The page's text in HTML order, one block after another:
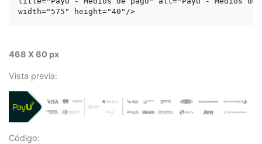
468 X 60 px
Vista previa:
Código: